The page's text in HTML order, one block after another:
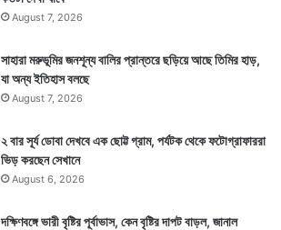
August 7, 2026
সাহারা মরুভূমির জনশূন্য বালির প্রান্তরে ছড়িয়ে আছে তিমির হাড়,
যা অন্য ইতিহাস বলছে
August 7, 2026
২ বার সূর্য ডোবা দেখবে এক ছোট্ট গ্রাম, পর্যটক থেকে ফটোগ্রাফাররা
ভিড় করছেন সেখানে
August 6, 2026
দক্ষিণবঙ্গে ভারী বৃষ্টির পূর্বাভাস, কেন বৃষ্টির দাপট বাড়ল, জানাল